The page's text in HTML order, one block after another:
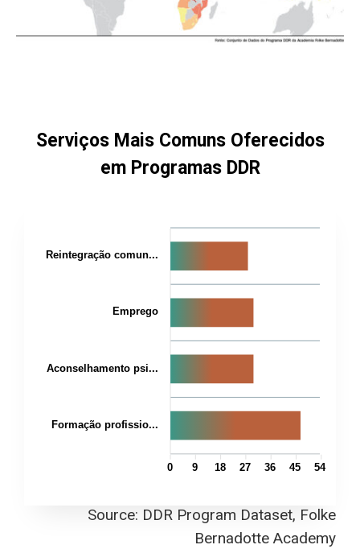
Serviços Mais Comuns Oferecidos
em Programas DDR
Reintegração comun...
Emprego
Aconselhamento psi...
Formação profissio...
54
45
36
27
18
9
0
Source: DDR Program Dataset, Folke
Bernadotte Academy